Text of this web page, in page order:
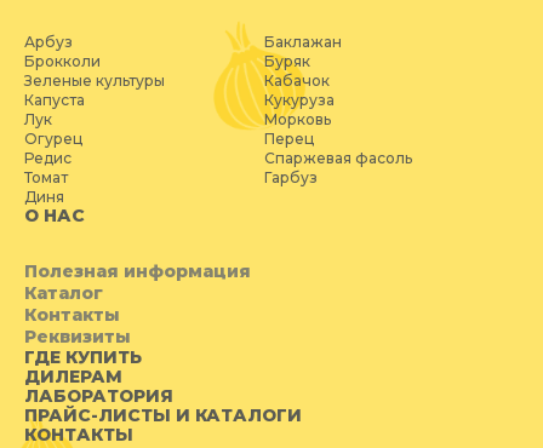
Арбуз
Баклажан
Брокколи
Буряк
Зеленые культуры
Кабачок
Капуста
Кукуруза
Лук
Морковь
Огурец
Перец
Редис
Спаржевая фасоль
Томат
Гарбуз
Диня
О НАС
Полезная информация
Каталог
Контакты
Реквизиты
ГДЕ КУПИТЬ
ДИЛЕРАМ
ЛАБОРАТОРИЯ
ПРАЙС-ЛИСТЫ И КАТАЛОГИ
КОНТАКТЫ